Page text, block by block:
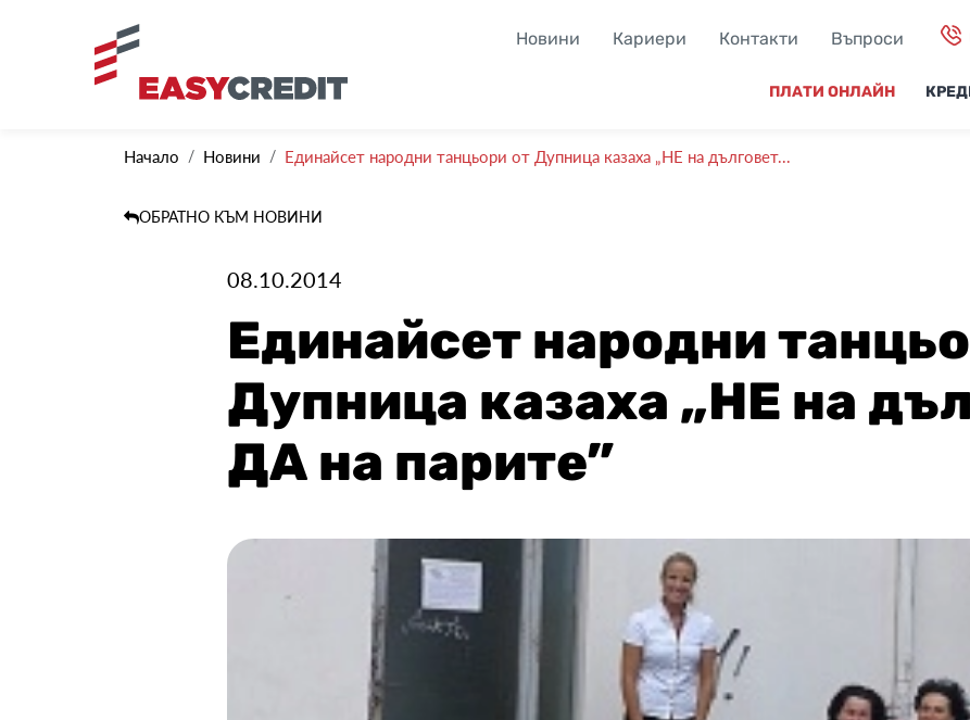
Новини Кариери Контакти Въпроси
ПЛАТИ ОНЛАЙН
Начало Новини Единайсет народни танцьори от Дупница казаха „НЕ на дълговет...
ОБРАТНО КЪМ НОВИНИ
08.10.2014
Единайсет народни
Дупница казаха „НЕ на
ДА на парите”